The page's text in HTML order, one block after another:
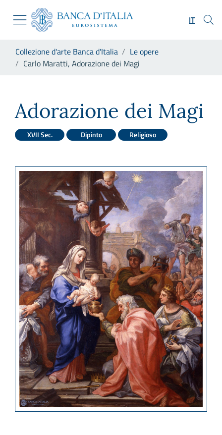
Skip to Main Content
Vai al sito istituzionale
Vai al menu di navigazione
Vai alla ricerca
Vai al footer
IT
Collezione d'arte Banca d'Italia
Le opere
Carlo Maratti, Adorazione dei Magi
Adorazione dei Magi
XVII Sec. Dipinto Religioso